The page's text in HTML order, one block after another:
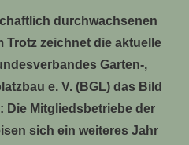
durchwachsenen
Trotz zeichnet die aktuelle
Garten-,
e. V. (BGL) das Bild
Die Mitgliedsbetriebe der
sich ein weiteres Jahr